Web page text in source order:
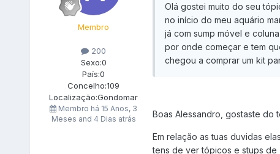
Membro
200
Sexo:0
País:0
Concelho:109
Localização:Gondomar
Membro há 15 Anos, 3
Meses and 4 Dias atrás
Olá gostei muito do seu
no início do meu aquário
já com sump móvel e
por onde começar e tem
chegou a comprar um kit
Boas Alessandro, gostaste do
Em relação as tuas duvidas
tens de ver tópicos e stups de